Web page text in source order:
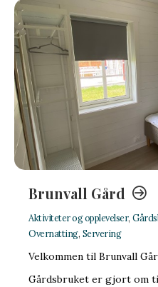
Brunvall Gård
Aktiviteter og opplevelser,
Overnatting, Servering
Velkommen til Brunvall
Gårdsbruket er gjort om